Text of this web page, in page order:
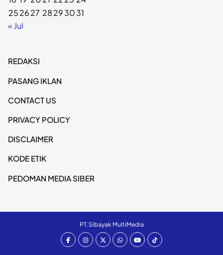
252627 28293031
« Jul
REDAKSI
PASANG IKLAN
CONTACT US
PRIVACY POLICY
DISCLAIMER
KODE ETIK
PEDOMAN MEDIA SIBER
PT. Sibayak MultiMedia